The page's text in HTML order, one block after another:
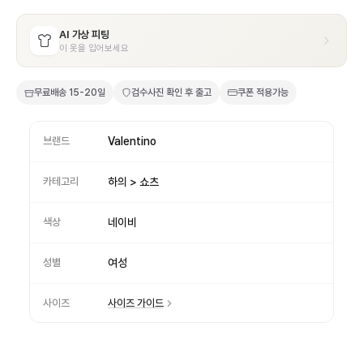
AI 가상 피팅
이 옷을 입어보세요
무료배송 15-20일 검수사진 확인 후 출고 쿠폰 적용가능
브랜드 Valentino
카테고리 하의 > 쇼츠
색상 네이비
성별 여성
사이즈 사이즈 가이드